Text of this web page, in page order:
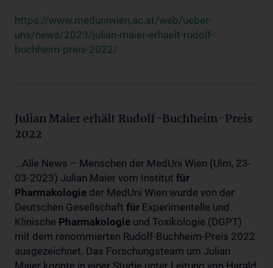
https://www.meduniwien.ac.at/web/ueber-
uns/news/2023/julian-maier-erhaelt-rudolf-
buchheim-preis-2022/
Julian Maier erhält Rudolf-Buchheim-Preis
2022
...Alle News – Menschen der MedUni Wien (Ulm, 23-
03-2023) Julian Maier vom Institut für
Pharmakologie der MedUni Wien wurde von der
Deutschen Gesellschaft für Experimentelle und
Klinische Pharmakologie und Toxikologie (DGPT)
mit dem renommierten Rudolf-Buchheim-Preis 2022
ausgezeichnet. Das Forschungsteam um Julian
Maier konnte in einer Studie unter Leitung von Harald